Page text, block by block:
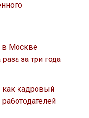
в Москве
за три года
как кадровый